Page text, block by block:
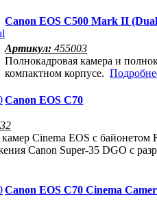
Canon EOS C500 Mark II
Артикул:455003
Полнокадровая камера и
компактном корпусе.
Canon EOS C70
Cinema EOS с байонетом
Canon Super-35 DGO с
Canon EOS C70 Cinema